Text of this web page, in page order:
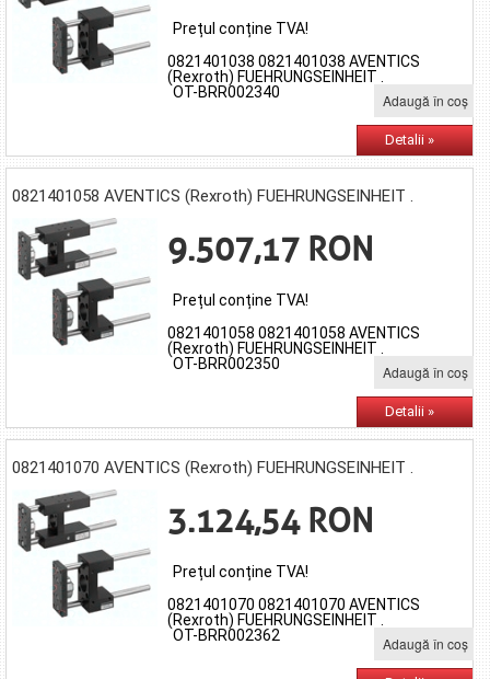
Prețul conține TVA!
0821401038 0821401038 AVENTICS
(Rexroth) FUEHRUNGSEINHEIT .
OT-BRR002340
Adaugă în coş
Detalii »
0821401058 AVENTICS (Rexroth) FUEHRUNGSEINHEIT .
9.507,17 RON
Prețul conține TVA!
0821401058 0821401058 AVENTICS
(Rexroth) FUEHRUNGSEINHEIT .
OT-BRR002350
Adaugă în coş
Detalii »
0821401070 AVENTICS (Rexroth) FUEHRUNGSEINHEIT .
3.124,54 RON
Prețul conține TVA!
0821401070 0821401070 AVENTICS
(Rexroth) FUEHRUNGSEINHEIT .
OT-BRR002362
Adaugă în coş